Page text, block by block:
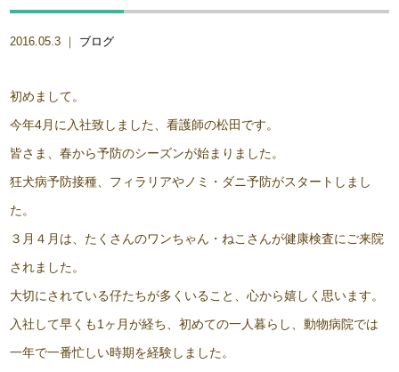
2016.05.3 ｜ ブログ
初めまして。
今年4月に入社致しました、看護師の松田です。
皆さま、春から予防のシーズンが始まりました。
狂犬病予防接種、フィラリアやノミ・ダニ予防がスタートしまし
た。
３月４月は、たくさんのワンちゃん・ねこさんが健康検査にご来院
されました。
大切にされている仔たちが多くいること、心から嬉しく思います。
入社して早くも1ヶ月が経ち、初めての一人暮らし、動物病院では
一年で一番忙しい時期を経験しました。